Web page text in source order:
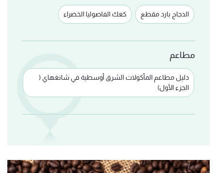
الدجاج بارد مقطع كعك الفاصوليا الخضراء
مطاعم
دليل مطاعم المأكولات الشرق أوسطية في شانغهاي (
الجزء الأول)